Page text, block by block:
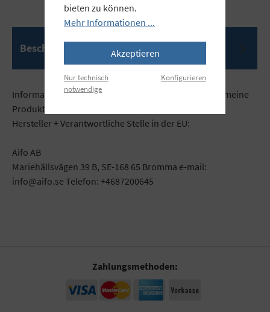
Beschreibung
Informationen gemäß der Verordnung über die allgemeine
Produktsicherheit (GPSR)
Hersteller + Verantwortliche Stelle in der EU:
Aifo AB
Mariehällsvägen 39 B, SE-168 65 Bromma e-mail:
info@aifo.se Telefon: +4687200645
Zahlungsmethoden:
bieten zu können.
Mehr Informationen ...
Akzeptieren
Nur technisch
notwendige
Konfigurieren